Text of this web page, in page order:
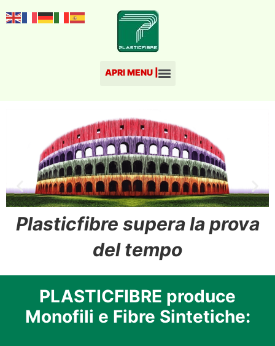
Plas​ticfibre supera la prova
del tempo
PLASTICFIBRE produce
Monofili e Fibre Sintetiche: